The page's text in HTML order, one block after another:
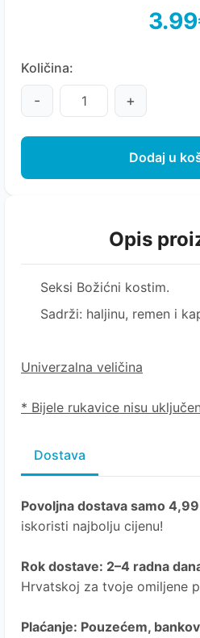
Količina:
- +
Dodaj u
Opis
Seksi Božićni kostim.
Sadrži: haljinu, remen i
Univerzalna veličina
* Bijele rukavice nisu
Dostava
Povoljna dostava samo
iskoristi najbolju cijenu!
Rok dostave: 2–4 radna
Hrvatskoj za tvoje omiljene
Plaćanje: Pouzećem,